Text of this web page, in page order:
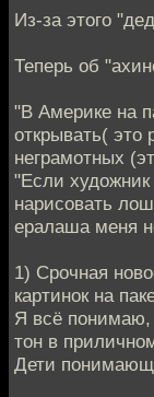
Из-за этого
Теперь об
"В Aмерике на
открывать(
неграмотных
"Если
нарисовать
ералаша меня
1) Срочная
картинок на
Я всё понимаю,
тон в
Дети